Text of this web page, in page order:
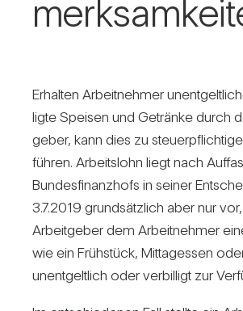
Erhalten Arbeit­nehmer
ligte Speisen und Getränke durch
geber, kann dies zu
führen. Arbeits­lohn liegt nach
Bun­des­fi­nanz­hofs in seiner
3.7.2019 grund­sätz­lich aber nur
Arbeit­geber dem Arbeit­nehmer
wie ein Früh­stück, Mit­tag­essen
unent­gelt­lich oder ver­bil­ligt zur